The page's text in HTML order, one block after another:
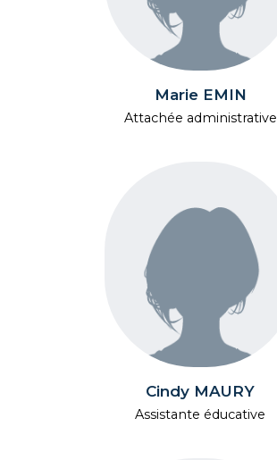
Marie EMIN
Attachée administrative
Cindy MAURY
Assistante éducative